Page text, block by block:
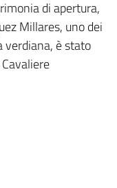
di apertura,
Millares, uno dei
verdiana, è stato